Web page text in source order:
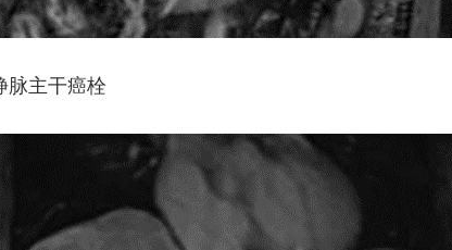
脉主干癌栓